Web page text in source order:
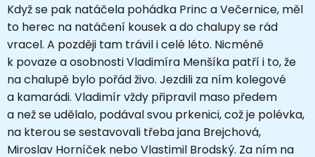
Když se pak natáčela pohádka Princ a Večernice, měl
to herec na natáčení kousek a do chalupy se rád
vracel. A později tam trávil i celé léto. Nicméně
k povaze a osobnosti Vladimíra Menšíka patří i to, že
na chalupě bylo pořád živo. Jezdili za ním kolegové
a kamarádi. Vladimír vždy připravil maso předem
a než se udělalo, podával svou prkenici, což je polévka,
na kterou se sestavovali třeba jana Brejchová,
Miroslav Horníček nebo Vlastimil Brodský. Za ním na